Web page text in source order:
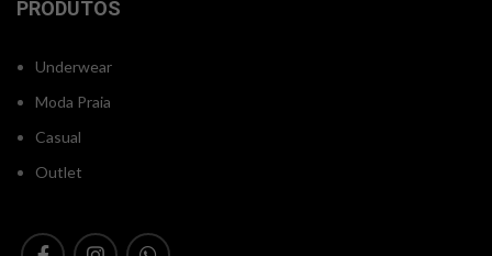
PRODUTOS
Underwear
Moda Praia
Casual
Outlet